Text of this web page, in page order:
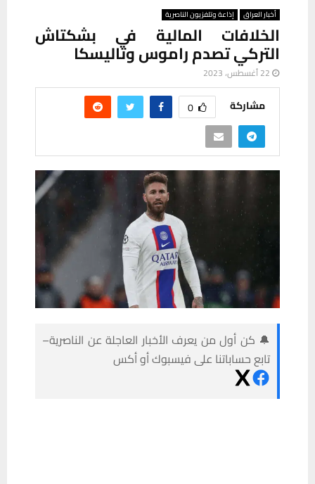
أخبار العراق إذاعة وتلفزيون الناصرية
الخلافات المالية في بشكتاش
التركي تصدم راموس وتاليسكا
22 أغسطس، 2023
مشاركة 0
🔔 كن أول من يعرف الأخبار العاجلة عن الناصرية–
تابع حساباتنا على فيسبوك أو أكس